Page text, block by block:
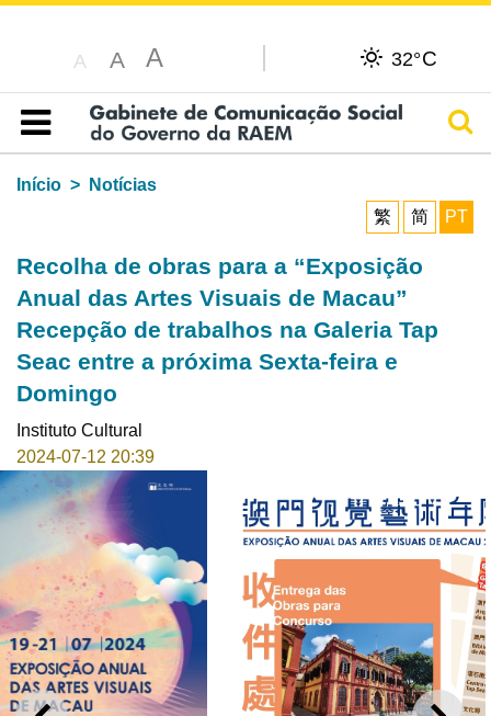
A A A 32°C
Índice
Início
Notícias
繁
简 PT
Recolha de obras para a “Exposição
Anual das Artes Visuais de Macau”
Recepção de trabalhos na Galeria Tap
Seac entre a próxima Sexta-feira e
Domingo
Instituto Cultural
2024-07-12 20:39